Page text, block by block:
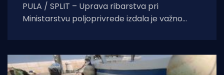
PULA / SPLIT – Uprava ribarstva pri
Ministarstvu poljoprivrede izdala je važno